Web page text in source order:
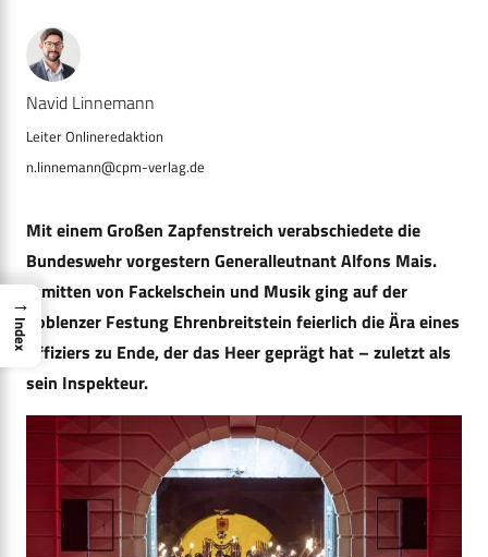
Navid Linnemann
n.linnemann@cpm-verlag.de
Mit einem Großen Zapfenstreich verabschiedete die
Bundeswehr vorgestern Generalleutnant Alfons Mais.
Inmitten von Fackelschein und Musik ging auf der
Koblenzer Festung Ehrenbreitstein feierlich die Ära eines
Offiziers zu Ende, der das Heer geprägt hat – zuletzt als
sein Inspekteur.
→
Index